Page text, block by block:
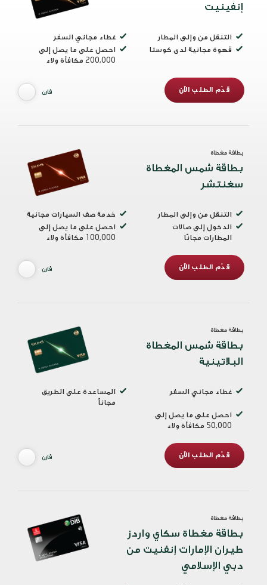
إنفينيت
التنقل من وإلى المطار
غطاء مجاني السفر
قهوة مجانية لدى كوستا
احصل على ما يصل إلى
200,000 مكافأة ولاء
قدّم الطلب الآن قارن
بطاقة مغطاة
بطاقة شمس المغطاة
سغنتشر
التنقل من وإلى المطار
خدمة صف السيارات مجانية
الدخول إلى صالات
المطارات مجانًا
احصل على ما يصل إلى
100,000 مكافأة ولاء
قدّم الطلب الآن قارن
بطاقة مغطاة
بطاقة شمس المغطاة
البلاتينية
غطاء مجاني السفر
المساعدة على الطريق
مجاناً
احصل على ما يصل إلى
50,000 مكافأة ولاء
قدّم الطلب الآن قارن
بطاقة مغطاة
بطاقة مغطاة سكاي واردز
طيران الإمارات إنفنيت من
دبي الإسلامي